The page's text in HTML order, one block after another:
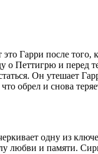
Гарри после того,
о Петтигрю и перед
Он утешает
обрел и снова
одну из
любви и памяти.